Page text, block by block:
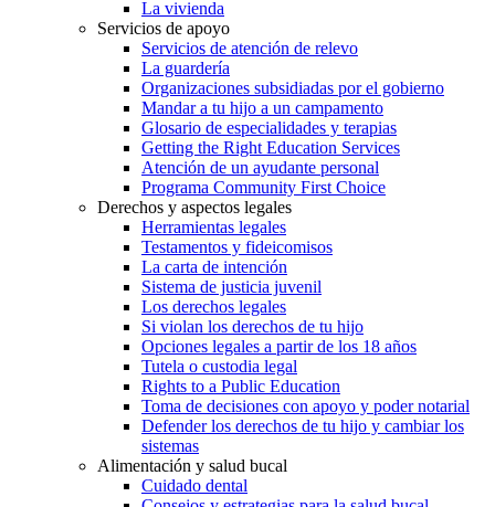
La vivienda
Servicios de apoyo
Servicios de atención de relevo
La guardería
Organizaciones subsidiadas por el gobierno
Mandar a tu hijo a un campamento
Glosario de especialidades y terapias
Getting the Right Education Services
Atención de un ayudante personal
Programa Community First Choice
Derechos y aspectos legales
Herramientas legales
Testamentos y fideicomisos
La carta de intención
Sistema de justicia juvenil
Los derechos legales
Si violan los derechos de tu hijo
Opciones legales a partir de los 18 años
Tutela o custodia legal
Rights to a Public Education
Toma de decisiones con apoyo y poder notarial
Defender los derechos de tu hijo y cambiar los
sistemas
Alimentación y salud bucal
Cuidado dental